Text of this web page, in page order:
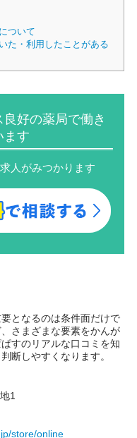
ついて
た・利用したことがある
好の薬局で働き
ます
人がみつかります
となるのは条件面だけで
さまざまな要素をかんが
すのリアルな口コミを知
断しやすくなります。
1
store/online